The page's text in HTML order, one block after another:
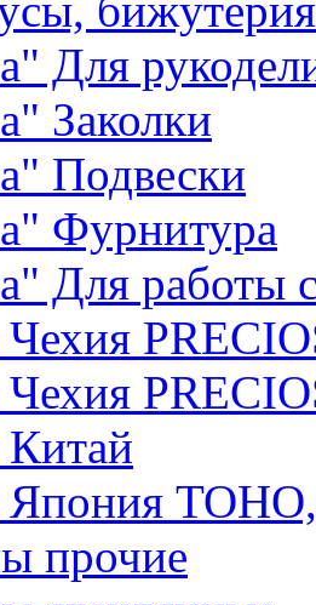
Для
Заколки
Подвески
Фурнитура
Для работы
Чехия
Чехия
Китай
Япония
прочие